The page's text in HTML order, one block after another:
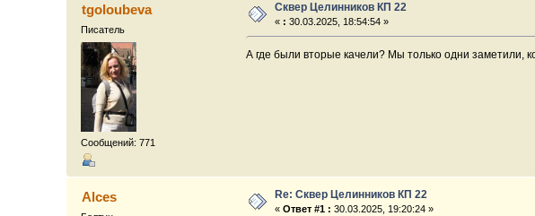
tgoloubeva
Писатель
Сообщений: 771
Сквер Целинников КП 22
« : 30.03.2025, 18:54:54 »
А где были вторые качели? Мы только одни заметили,
Alces Re: Сквер Целинников КП 22
«Ответ #1 : 30.03.2025, 19:20:24 »